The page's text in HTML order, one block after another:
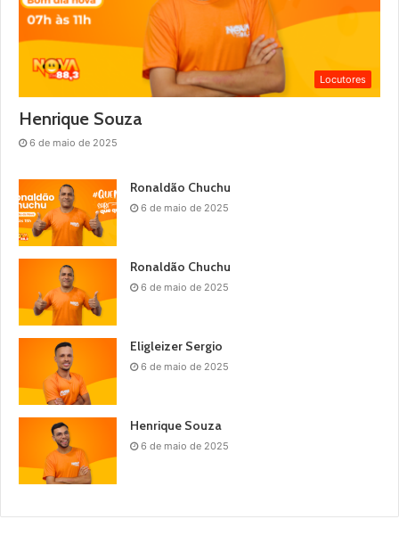
Locutores
Henrique Souza
6 de maio de 2025
Ronaldão Chuchu
6 de maio de 2025
Ronaldão Chuchu
6 de maio de 2025
Eligleizer Sergio
6 de maio de 2025
Henrique Souza
6 de maio de 2025